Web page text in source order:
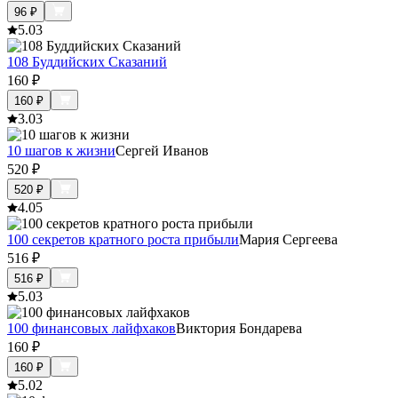
96 ₽
5.03
108 Буддийских Сказаний
160 ₽
160 ₽
3.03
10 шагов к жизниСергей Иванов
520 ₽
520 ₽
4.05
100 секретов кратного роста прибылиМария Сергеева
516 ₽
516 ₽
5.03
100 финансовых лайфхаковВиктория Бондарева
160 ₽
160 ₽
5.02